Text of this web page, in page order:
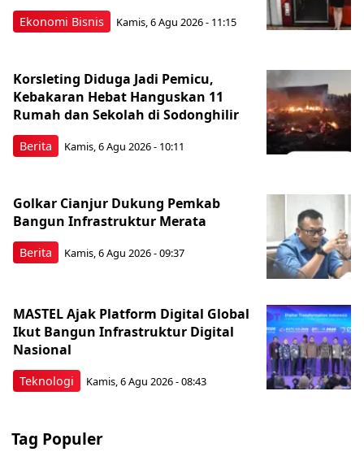
Ekonomi Bisnis Kamis, 6 Agu 2026 - 11:15
Berita
Korsleting Diduga Jadi Pemicu,
Kebakaran Hebat Hanguskan 11
Rumah dan Sekolah di Sodonghilir
Kamis, 6 Agu 2026 - 10:11
Berita
Golkar Cianjur Dukung Pemkab
Bangun Infrastruktur Merata
Kamis, 6 Agu 2026 - 09:37
Teknologi
MASTEL Ajak Platform Digital Global
Ikut Bangun Infrastruktur Digital
Nasional
Kamis, 6 Agu 2026 - 08:43
Tag Populer